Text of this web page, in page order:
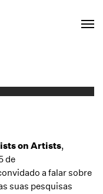
on Artists,
de
a falar sobre
suas pesquisas